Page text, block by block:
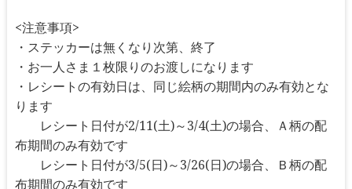
<注意事項>
・ステッカーは無くなり次第、終了
・お一人さま１枚限りのお渡しになります
・レシートの有効日は、同じ絵柄の期間内のみ有効とな
ります
レシート日付が2/11(土)～3/4(土)の場合、Ａ柄の配
布期間のみ有効です
レシート日付が3/5(日)～3/26(日)の場合、Ｂ柄の配
布期間のみ有効です